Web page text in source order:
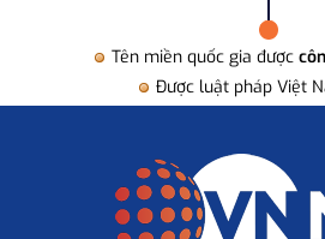
Tên miền quốc gia được
Được luật pháp Việt